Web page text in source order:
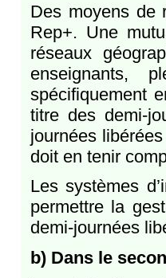
Des moyens de
Rep+. Une
réseaux
enseignants,
spécifiquement
titre des demi-
journées
doit en tenir
Les systèmes
permettre la
demi-journées
b) Dans le